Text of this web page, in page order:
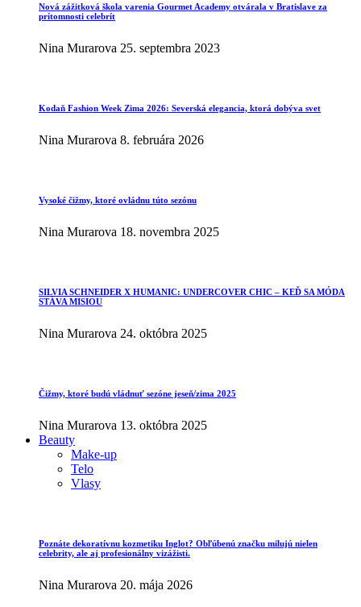
Nová zážitková škola varenia Gourmet Academy otvárala v Bratislave za
prítomnosti celebrít
Nina Murarova 25. septembra 2023
Kodaň Fashion Week Zima 2026: Severská elegancia, ktorá dobýva svet
Nina Murarova 8. februára 2026
Vysoké čižmy, ktoré ovládnu túto sezónu
Nina Murarova 18. novembra 2025
SILVIA SCHNEIDER X HUMANIC: UNDERCOVER CHIC – KEĎ SA MÓDA
STÁVA MISIOU
Nina Murarova 24. októbra 2025
Čižmy, ktoré budú vládnuť sezóne jeseň/zima 2025
Nina Murarova 13. októbra 2025
Beauty
Make-up
Telo
Vlasy
Poznáte dekoratívnu kozmetiku Inglot? Obľúbenú značku milujú nielen
celebrity, ale aj profesionálny vizážisti.
Nina Murarova 20. mája 2026